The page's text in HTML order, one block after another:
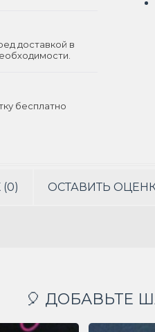
доставкой в
бесплатно
ОСТАВИТЬ
🎈 ДОБАВЬТЕ